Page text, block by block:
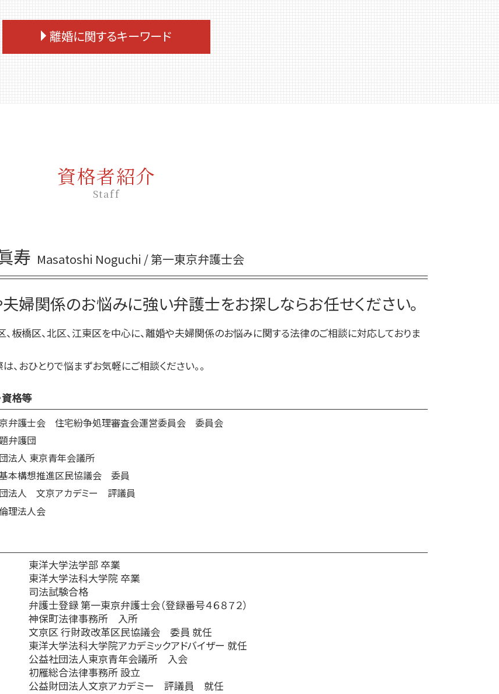
離婚に関するキーワード
離婚 流れ
養育費 遅延損害金
財産分与 相場
離婚調停 費用
モラハラ 妻 離婚
離婚 原因
離婚 お金
審判離婚 期間
養育費 時効
資格者紹介
Staff
寿 Masatoshi Noguchi / 第一東京弁護士会
婦関係のお悩みに強い弁護士をお探しならお任せください。
板橋区、北区、江東区を中心に、離婚や夫婦関係のお悩みに関する法律のご相談に対応しておりま
、おひとりで悩まずお気軽にご相談ください。。
資格等
弁護士会 住宅紛争処理審査会運営委員会 委員会
弁護団
法人 東京青年会議所
本構想推進区民協議会 委員
法人 文京アカデミー 評議員
理法人会
東洋大学法学部 卒業
東洋大学法科大学院 卒業
司法試験合格
弁護士登録 第一東京弁護士会（登録番号４６８７２）
神保町法律事務所 入所
文京区 行財政改革区民協議会 委員 就任
東洋大学法科大学院アカデミックアドバイザー 就任
公益社団法人東京青年会議所 入会
初雁総合法律事務所 設立
公益財団法人文京アカデミー 評議員 就任